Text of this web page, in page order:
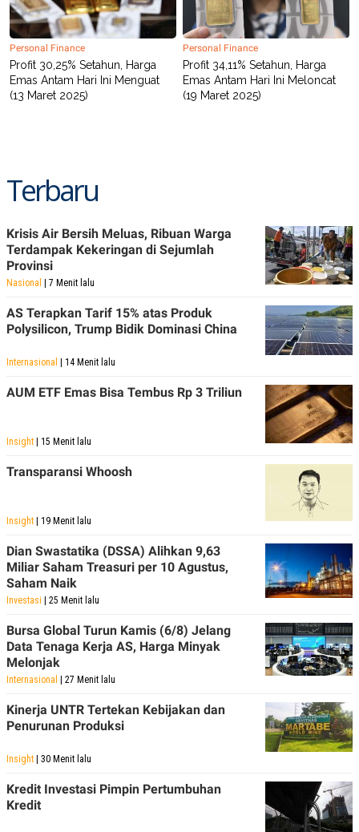
SITEMAPPROFILETERM
OF
USE
Personal Finance
Profit 30,25% Setahun, Harga
Emas Antam Hari Ini Menguat
(13 Maret 2025)
Personal Finance
Profit 34,11% Setahun, Harga
Emas Antam Hari Ini Meloncat
(19 Maret 2025)
Terbaru
Krisis Air Bersih Meluas, Ribuan Warga
Terdampak Kekeringan di Sejumlah
Provinsi
Nasional | 7 Menit lalu
AS Terapkan Tarif 15% atas Produk
Polysilicon, Trump Bidik Dominasi China
Internasional | 14 Menit lalu
AUM ETF Emas Bisa Tembus Rp 3 Triliun
Insight | 15 Menit lalu
Transparansi Whoosh
Insight | 19 Menit lalu
Dian Swastatika (DSSA) Alihkan 9,63
Miliar Saham Treasuri per 10 Agustus,
Saham Naik
Investasi | 25 Menit lalu
Bursa Global Turun Kamis (6/8) Jelang
Data Tenaga Kerja AS, Harga Minyak
Melonjak
Internasional | 27 Menit lalu
Kinerja UNTR Tertekan Kebijakan dan
Penurunan Produksi
Insight | 30 Menit lalu
Kredit Investasi Pimpin Pertumbuhan
Kredit